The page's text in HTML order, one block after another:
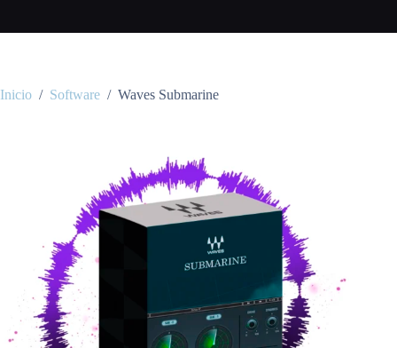
Inicio / Software / Waves Submarine